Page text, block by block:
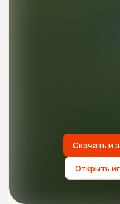
Скачать и
Открыть